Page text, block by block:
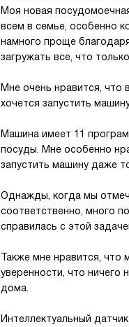
Моя новая
всем в семье, особенно
намного проще
загружать все, что
Мне очень нравится, что
хочется запустить
Машина имеет 11
посуды. Мне особенно
запустить машину даже
Однажды, когда мы
соответственно, много
справилась с этой
Также мне нравится, что
уверенности, что ничего
дома.
Интеллектуальный